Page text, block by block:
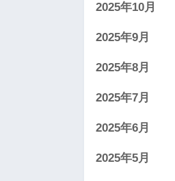
2025年10月
2025年9月
2025年8月
2025年7月
2025年6月
2025年5月